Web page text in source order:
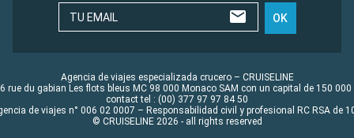
TU EMAIL OK
Agencia de viajes especializada crucero – CRUISELINE
rue du gabian Les flots bleus MC 98 000 Monaco SAM con un capital de 150 000
contact tel : (00) 377 97 97 84 50
de viajes n° 006 02 0007 – Responsabilidad civil y profesional RC RSA de
© CRUISELINE 2026 - all rights reserved